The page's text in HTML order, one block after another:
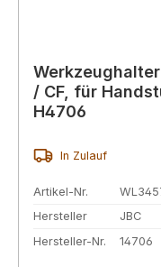
/ CF, für
H4706
In Zulauf
Artikel-Nr.
Hersteller
JBC
Hersteller-Nr.
14706